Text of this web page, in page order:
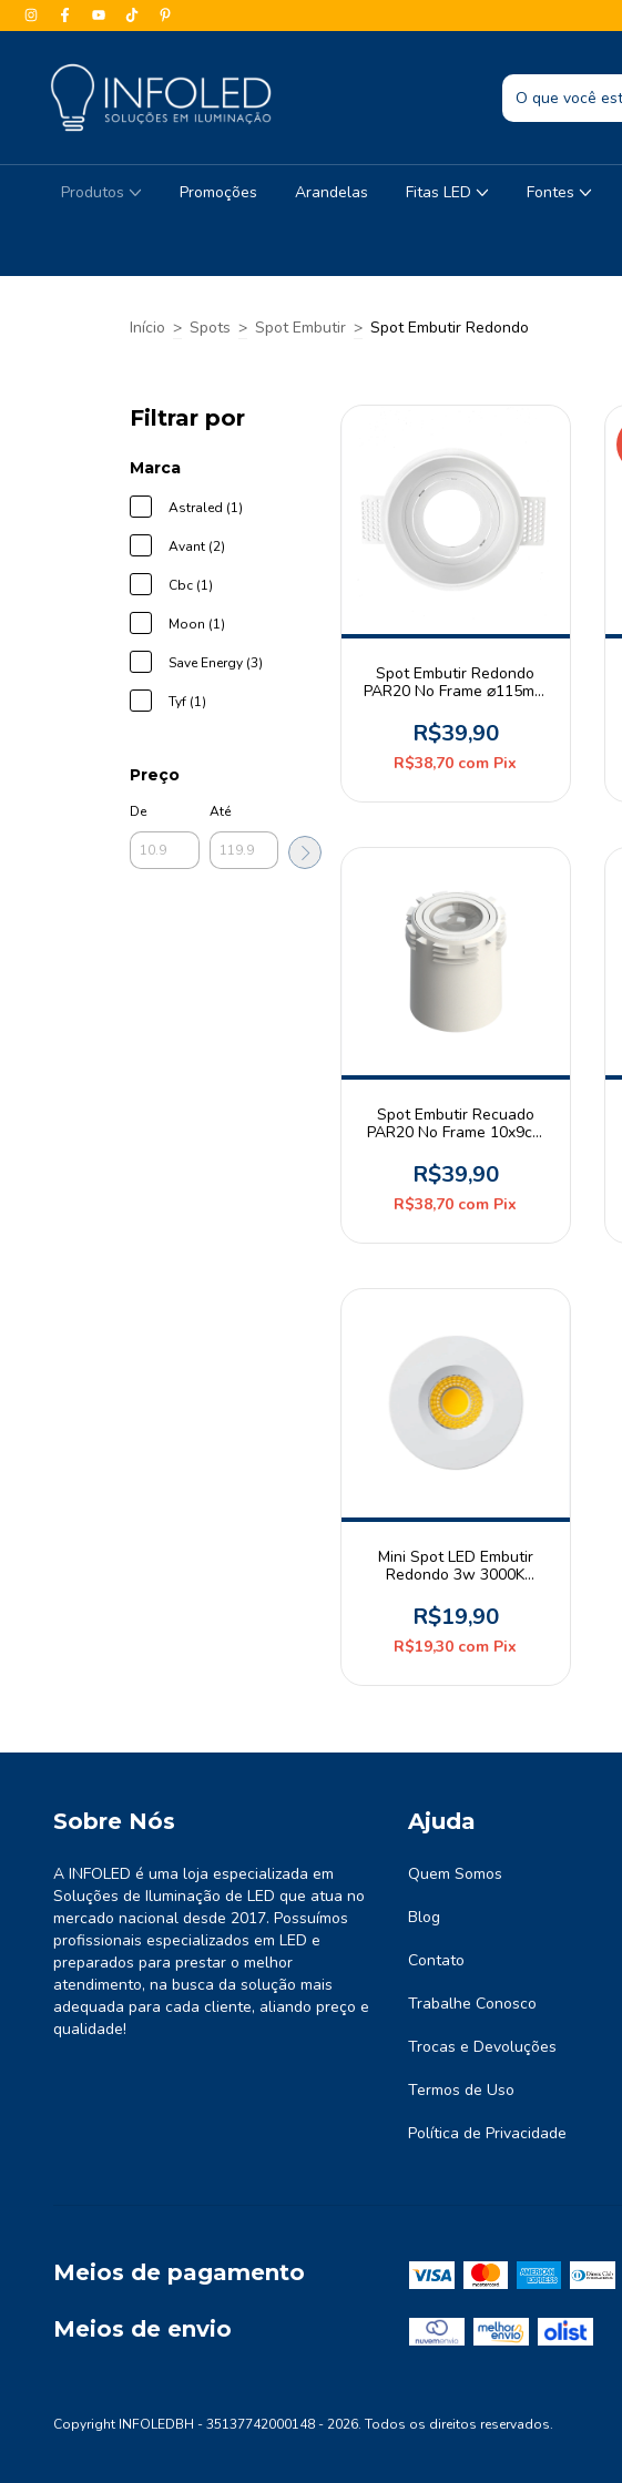
Produtos Promoções Arandelas Fitas LED Fontes
Início > Spots > Spot Embutir > Spot Embutir Redondo
Filtrar por
Marca
Astraled (1)
Avant (2)
Cbc (1)
Moon (1)
Save Energy (3)
Tyf (1)
Preço
De Até
Spot Embutir Redondo
PAR20 No Frame ⌀115mm
R$39,90
R$38,70 com Pix
Spot Embutir Recuado
PAR20 No Frame 10x9cm
R$39,90
R$38,70 com Pix
Mini Spot LED Embutir
Redondo 3w 3000K
Branco
R$19,90
R$19,30 com Pix
Sobre Nós
A INFOLED é uma loja especializada em
Soluções de Iluminação de LED que atua no
mercado nacional desde 2017. Possuímos
profissionais especializados em LED e
preparados para prestar o melhor
atendimento, na busca da solução mais
adequada para cada cliente, aliando preço e
qualidade!
Ajuda
Quem Somos
Blog
Contato
Trabalhe Conosco
Trocas e Devoluções
Termos de Uso
Política de Privacidade
Meios de pagamento
Meios de envio
Copyright INFOLEDBH - 35137742000148 - 2026. Todos os direitos reservados.